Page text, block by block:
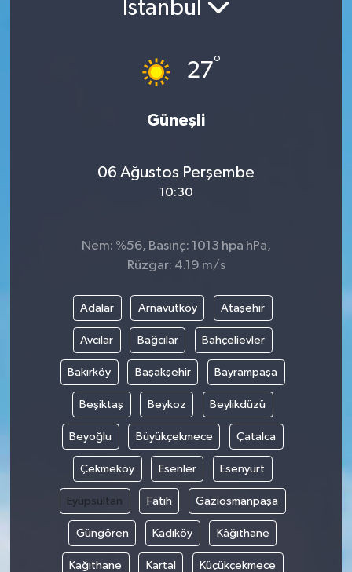
İstanbul
27°
Güneşli
06 Ağustos Perşembe
10:30
Nem: %56, Basınç: 1013 hpa hPa,
Rüzgar: 4.19 m/s
Adalar Arnavutköy Ataşehir
Avcılar Bağcılar Bahçelievler
Bakırköy Başakşehir Bayrampaşa
Beşiktaş Beykoz Beylikdüzü
Beyoğlu Büyükçekmece Çatalca
Çekmeköy Esenler Esenyurt
Eyüpsultan Fatih Gaziosmanpaşa
Güngören Kadıköy Kâğıthane
Kağıthane Kartal Küçükçekmece
BİLİM VE TEKNOLOJİ
HABERDE İNSAN
KÜLTÜR SANAT
MAGAZİN
ÖZEL HABER
SAĞLIK
ŞİRKET HABERLERİ
SİYASET